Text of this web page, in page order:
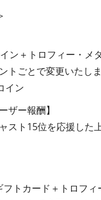
ン＋トロフィー・メ
ごとで変更いたしま
イン
ー報酬】
スト15位を応援した
トカード＋トロフ